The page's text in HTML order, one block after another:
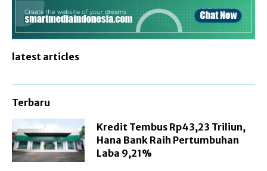
latest articles
Terbaru
Kredit Tembus Rp43,23 Triliun,
Hana Bank Raih Pertumbuhan
Laba 9,21%